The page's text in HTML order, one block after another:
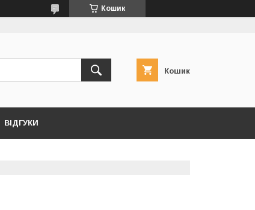
Кошик
Кошик
ВІДГУКИ